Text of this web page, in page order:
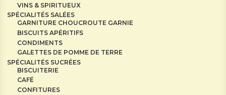
VINS & SPIRITUEUX
SPÉCIALITÉS SALÉES
GARNITURE CHOUCROUTE GARNIE
BISCUITS APÉRITIFS
CONDIMENTS
GALETTES DE POMME DE TERRE
SPÉCIALITÉS SUCRÉES
BISCUITERIE
CAFÉ
CONFITURES